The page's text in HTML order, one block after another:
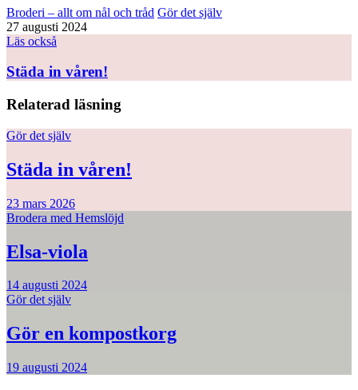
Broderi – allt om nål och tråd Gör det själv
27 augusti 2024
Läs också
Städa in våren!
Relaterad läsning
Gör det själv
Städa in våren!
23 mars 2026
Brodera med Hemslöjd
Elsa-viola
14 augusti 2024
Gör det själv
Gör en kompostkorg
19 augusti 2024